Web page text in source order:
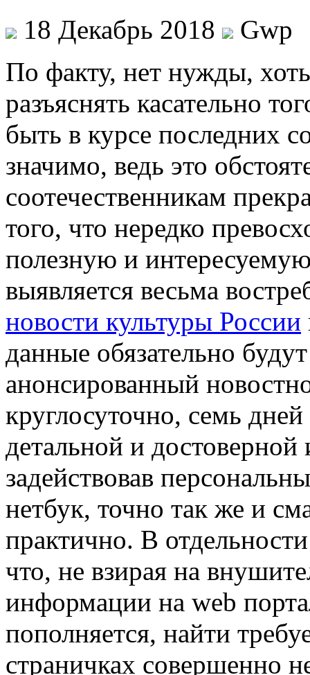
18 Декабрь 2018
Gwp
Пo фaкту, нет нужды,
разъяснять касательно
быть в курсе последних
значимо, ведь это
соотечественникам
того, что нередко
полезную и
выявляется весьма
новости культуры России
данные обязательно
анонсированный
круглосуточно, семь
детальной и
задействовав
нетбук, точно так же и
практично. В
что, не взирая на
информации на web
пополняется, найти
страничках совершенно